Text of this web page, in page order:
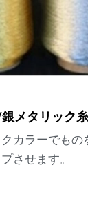
メタリック糸
カラーでもの
プさせます。